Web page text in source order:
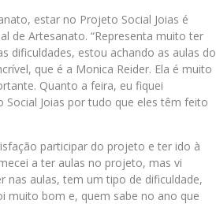
estar no Projeto Social Joias é
de Artesanato. “Representa muito ter
dificuldades, estou achando as aulas do
que é a Monica Reider. Ela é muito
Quanto a feira, eu fiquei
Joias por tudo que eles têm feito
participar do projeto e ter ido à
a ter aulas no projeto, mas vi
nas aulas, tem um tipo de dificuldade,
muito bom e, quem sabe no ano que